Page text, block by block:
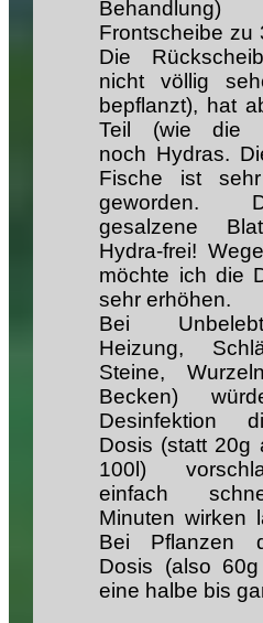
Frontscheibe zu
Die
nicht völlig
bepflanzt), hat
Teil (wie die
noch Hydras.
Fische ist
geworden.
gesalzene
Hydra-frei!
möchte ich die
sehr erhöhen.
Bei
Heizung,
Steine,
Becken)
Desinfektion
Dosis (statt 20g
100l)
einfach
Minuten wirken
Bei Pflanzen
Dosis (also
eine halbe bis